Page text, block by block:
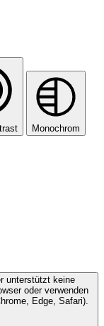
Monochrom
unterstützt keine
oder verwenden
Edge, Safari).